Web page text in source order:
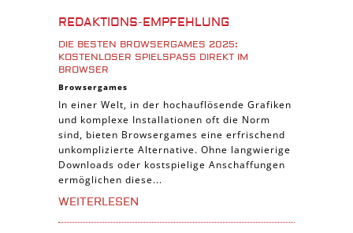
iPad Spiele
Denk Spiele
Piraten Spiele
Sport Spiele
Pferde Spiele
Simulation Spiele
Tier Spiele
Casual Spiele
REDAKTIONS-EMPFEHLUNG
DIE BESTEN BROWSERGAMES 2025:
KOSTENLOSER SPIELSPASS DIREKT IM B
ROWSER
Browsergames
In einer Welt, in der hochauflösende Grafiken
und komplexe Installationen oft die Norm
sind, bieten Browsergames eine erfrischend
unkomplizierte Alternative. Ohne langwierige
Downloads oder kostspielige Anschaffungen
ermöglichen diese...
WEITERLESEN